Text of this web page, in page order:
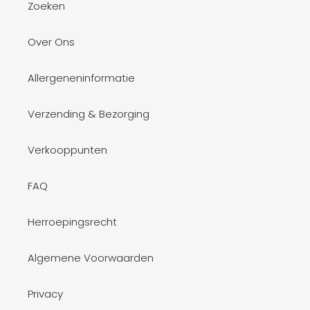
Zoeken
Over Ons
Allergeneninformatie
Verzending & Bezorging
Verkooppunten
FAQ
Herroepingsrecht
Algemene Voorwaarden
Privacy